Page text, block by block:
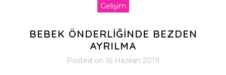
Gelişim
BEBEK ÖNDERLİĞİNDE BEZDEN
AYRILMA
Posted on 16 Haziran 2019